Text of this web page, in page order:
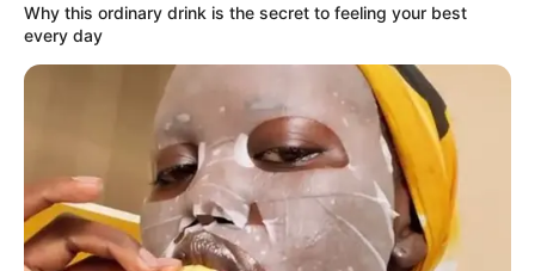
Why this ordinary drink is the secret to feeling your best
every day